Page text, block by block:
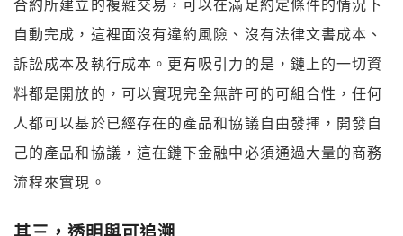
合約所建立的複雜交易，可以在滿足約定條件的情況下
自動完成，這裡面沒有違約風險、沒有法律文書成本、
訴訟成本及執行成本。更有吸引力的是，鏈上的一切資
料都是開放的，可以實現完全無許可的可組合性，任何
人都可以基於已經存在的產品和協議自由發揮，開發自
己的產品和協議，這在鏈下金融中必須通過大量的商務
流程來實現。